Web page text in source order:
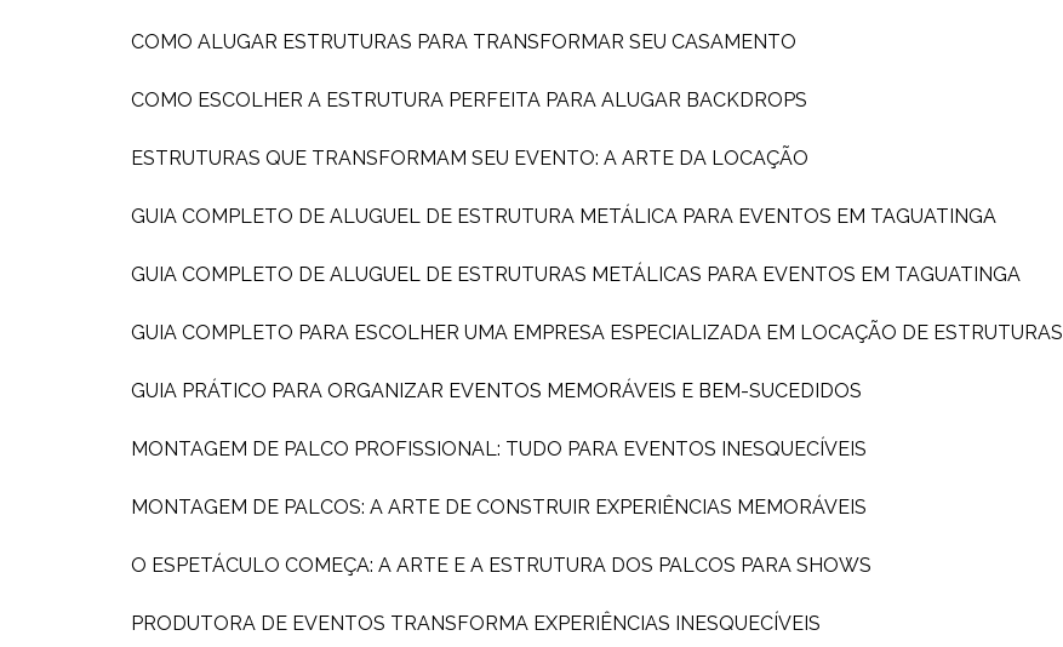
COMO ALUGAR ESTRUTURAS PARA TRANSFORMAR SEU CASAMENTO
COMO ESCOLHER A ESTRUTURA PERFEITA PARA ALUGAR BACKDROPS
ESTRUTURAS QUE TRANSFORMAM SEU EVENTO: A ARTE DA LOCAÇÃO
GUIA COMPLETO DE ALUGUEL DE ESTRUTURA METÁLICA PARA EVENTOS EM TAGUATINGA
GUIA COMPLETO DE ALUGUEL DE ESTRUTURAS METÁLICAS PARA EVENTOS EM TAGUATINGA
GUIA COMPLETO PARA ESCOLHER UMA EMPRESA ESPECIALIZADA EM LOCAÇÃO DE ESTRUTURAS
GUIA PRÁTICO PARA ORGANIZAR EVENTOS MEMORÁVEIS E BEM-SUCEDIDOS
MONTAGEM DE PALCO PROFISSIONAL: TUDO PARA EVENTOS INESQUECÍVEIS
MONTAGEM DE PALCOS: A ARTE DE CONSTRUIR EXPERIÊNCIAS MEMORÁVEIS
O ESPETÁCULO COMEÇA: A ARTE E A ESTRUTURA DOS PALCOS PARA SHOWS
PRODUTORA DE EVENTOS TRANSFORMA EXPERIÊNCIAS INESQUECÍVEIS